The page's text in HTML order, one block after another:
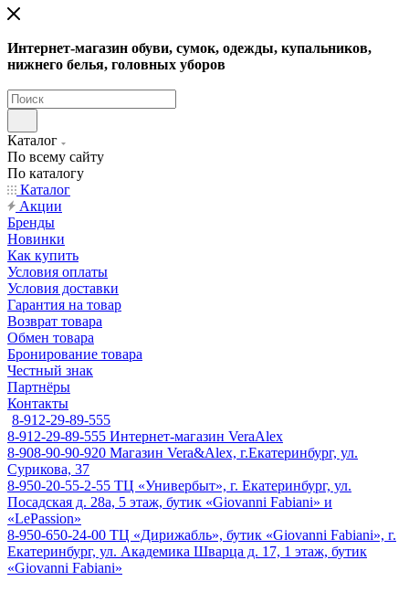
Интернет-магазин обуви, сумок, одежды, купальников,
нижнего белья, головных уборов
Каталог
По всему сайту
По каталогу
Каталог
Акции
Бренды
Новинки
Как купить
Условия оплаты
Условия доставки
Гарантия на товар
Возврат товара
Обмен товара
Бронирование товара
Честный знак
Партнёры
Контакты
8-912-29-89-555
8-912-29-89-555 Интернет-магазин VeraAlex
8-908-90-90-920 Магазин Vera&Alex, г.Екатеринбург, ул.
Сурикова, 37
8-950-20-55-2-55 ТЦ «Универбыт», г. Екатеринбург, ул.
Посадская д. 28а, 5 этаж, бутик «Giovanni Fabiani» и
«LePassion»
8-950-650-24-00 ТЦ «Дирижабль», бутик «Giovanni Fabiani», г.
Екатеринбург, ул. Академика Шварца д. 17, 1 этаж, бутик
«Giovanni Fabiani»